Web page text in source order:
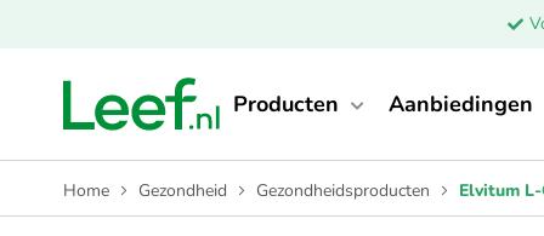
Producten Aanbiedingen
Home Gezondheid Gezondheidsproducten Elvitum